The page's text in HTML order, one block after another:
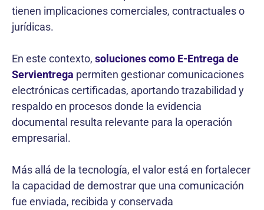
tienen implicaciones comerciales, contractuales o
jurídicas.
En este contexto, soluciones como E-Entrega de
Servientrega permiten gestionar comunicaciones
electrónicas certificadas, aportando trazabilidad y
respaldo en procesos donde la evidencia
documental resulta relevante para la operación
empresarial.
Más allá de la tecnología, el valor está en fortalecer
la capacidad de demostrar que una comunicación
fue enviada, recibida y conservada